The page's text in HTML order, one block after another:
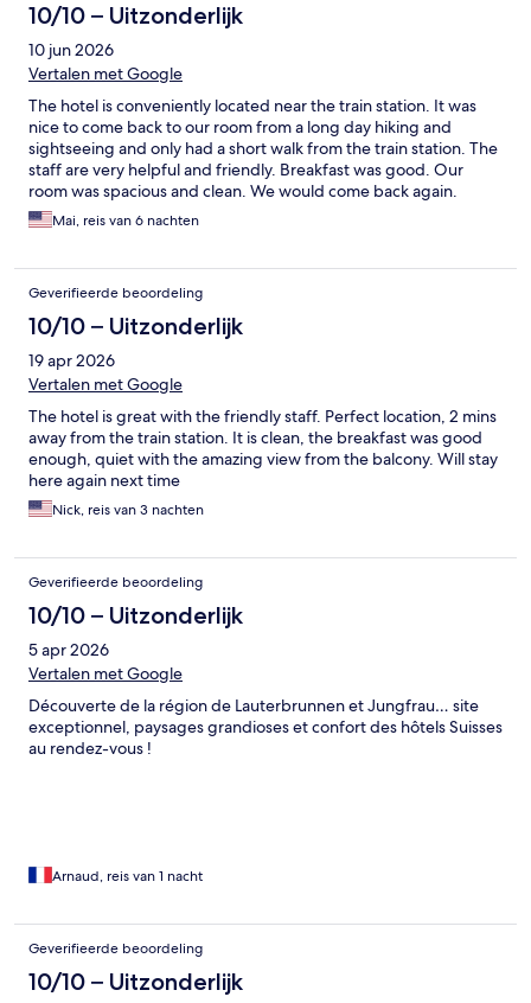
10/10 – Uitzonderlijk
10 jun 2026
Vertalen met Google
The hotel is conveniently located near the train station. It was
nice to come back to our room from a long day hiking and
sightseeing and only had a short walk from the train station. The
staff are very helpful and friendly. Breakfast was good. Our
room was spacious and clean. We would come back again.
Mai, reis van 6 nachten
Geverifieerde beoordeling
10/10 – Uitzonderlijk
19 apr 2026
Vertalen met Google
The hotel is great with the friendly staff. Perfect location, 2 mins
away from the train station. It is clean, the breakfast was good
enough, quiet with the amazing view from the balcony. Will stay
here again next time
Nick, reis van 3 nachten
Geverifieerde beoordeling
10/10 – Uitzonderlijk
5 apr 2026
Vertalen met Google
Découverte de la région de Lauterbrunnen et Jungfrau… site
exceptionnel, paysages grandioses et confort des hôtels Suisses
au rendez-vous !
Arnaud, reis van 1 nacht
Geverifieerde beoordeling
10/10 – Uitzonderlijk